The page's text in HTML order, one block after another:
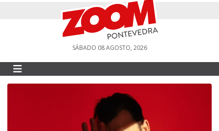
SÁBADO 08 AGOSTO, 2026